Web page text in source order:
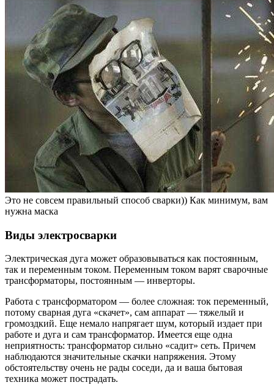
Это не совсем правильный способ сварки)) Как минимум, вам
нужна маска
Виды электросварки
Электрическая дуга может образовываться как постоянным,
так и переменным током. Переменным током варят сварочные
трансформаторы, постоянным — инверторы.
Работа с трансформатором — более сложная: ток переменный,
потому сварная дуга «скачет», сам аппарат — тяжелый и
громоздкий. Еще немало напрягает шум, который издает при
работе и дуга и сам трансформатор. Имеется еще одна
неприятность: трансформатор сильно «садит» сеть. Причем
наблюдаются значительные скачки напряжения. Этому
обстоятельству очень не рады соседи, да и ваша бытовая
техника может пострадать.